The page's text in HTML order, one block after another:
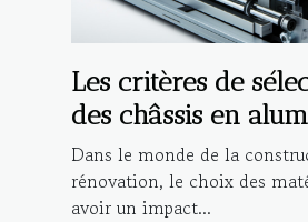
Les critères de
des châssis en
haute performance
Dans le monde de la
rénovation, le choix des
avoir un impact...